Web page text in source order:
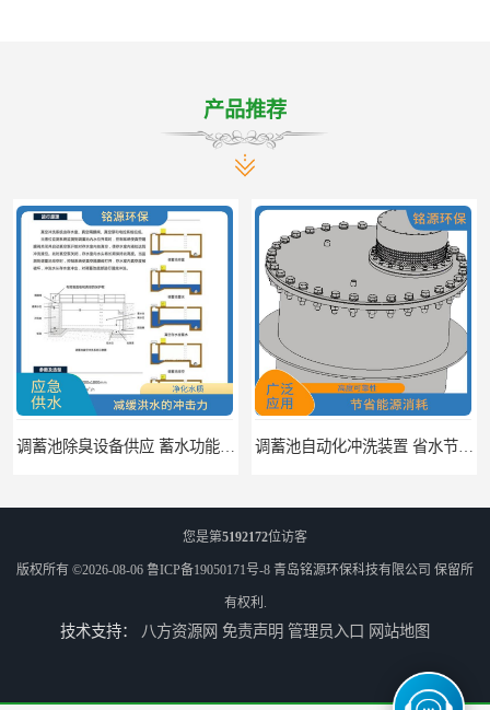
产品推荐
您是第5192172位访客
版权所有 ©2026-08-06 鲁ICP备19050171号-8 青岛铭源环保科技有限公司 保留所
有权利.
技术支持： 八方资源网 免责声明 管理员入口 网站地图